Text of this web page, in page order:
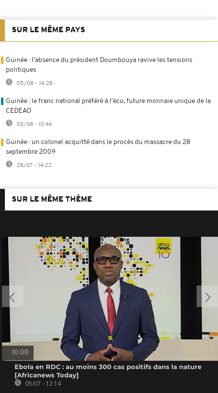
SUR LE MÊME PAYS
Guinée : l'absence du président Doumbouya ravive les tensions
politiques
05/08 - 14:28
Guinée : le franc national préféré à l'éco, future monnaie unique de la
CEDEAO
03/08 - 10:46
Guinée : un colonel acquitté dans le procès du massacre du 28
septembre 2009
28/07 - 14:22
SUR LE MÊME THÈME
10:00
Ebola en RDC : au moins 300 cas positifs dans la nature
[Africanews Today]
05/07 - 12:14